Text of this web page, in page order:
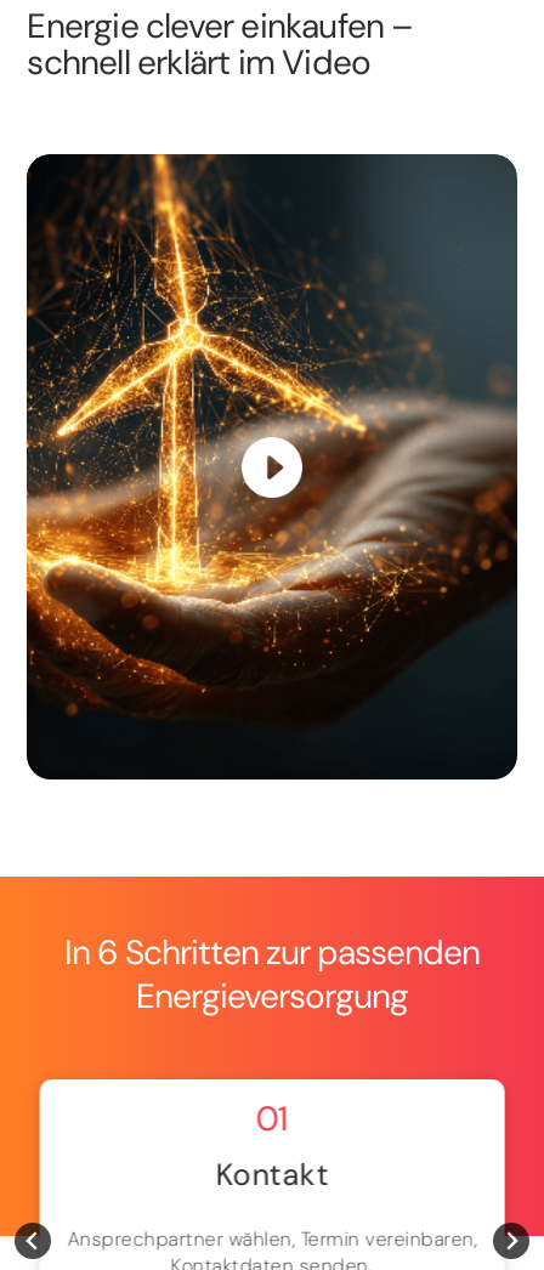
Energie clever einkaufen –
schnell erklärt im Video
In 6 Schritten zur passenden
Energieversorgung
01
Kontakt
Ansprechpartner wählen, Termin vereinbaren,